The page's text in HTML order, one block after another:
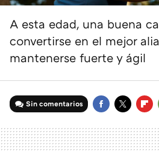
A esta edad, una buena
convertirse en el mejor
mantenerse fuerte y ágil
Sin comentarios